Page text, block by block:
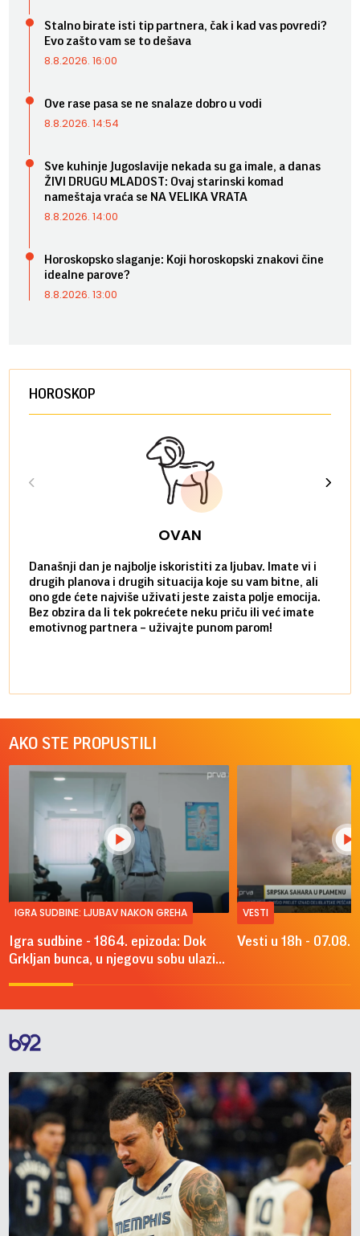
Stalno birate isti tip partnera, čak i kad vas povredi?
Evo zašto vam se to dešava
8.8.2026. 16:00
Ove rase pasa se ne snalaze dobro u vodi
8.8.2026. 14:54
Sve kuhinje Jugoslavije nekada su ga imale, a danas
ŽIVI DRUGU MLADOST: Ovaj starinski komad
nameštaja vraća se NA VELIKA VRATA
8.8.2026. 14:00
Horoskopsko slaganje: Koji horoskopski znakovi čine
idealne parove?
8.8.2026. 13:00
HOROSKOP
OVAN
Današnji dan je najbolje iskoristiti za ljubav. Imate vi i
drugih planova i drugih situacija koje su vam bitne, ali
ono gde ćete najviše uživati jeste zaista polje emocija.
Bez obzira da li tek pokrećete neku priču ili već imate
emotivnog partnera – uživajte punom parom!
AKO STE PROPUSTILI
IGRA SUDBINE: LJUBAV NAKON GREHA
Igra sudbine - 1864. epizoda: Dok
Grkljan bunca, u njegovu sobu ulazi...
VESTI
Vesti u 18h -